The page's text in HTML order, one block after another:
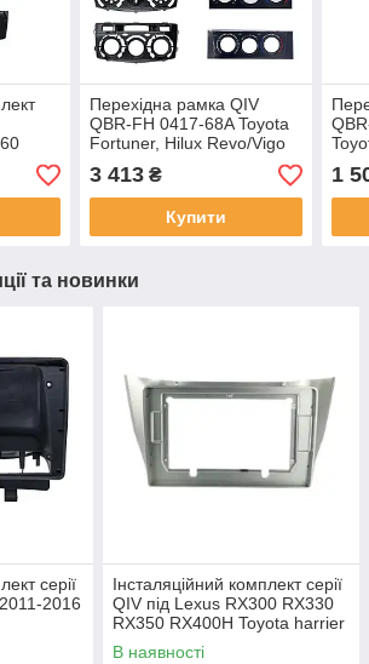
Перехідна рамка QIV
QBR-FH 0417-68A Toyota
Fortuner, Hilux Revo/Vigo
2008-2015 (F8) 12.3
дюйма
3 413₴
Купити
1
та новинки
серії
2016
Інсталяційний комплект серії
QIV під Lexus RX300 RX330
RX350 RX400H Toyota harrier
2003-2009 (F2) 10 дюймів
В наявності